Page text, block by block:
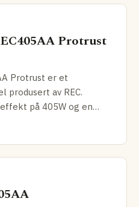
Protrust
Protrust er et
produsert av REC.
på 405W og en